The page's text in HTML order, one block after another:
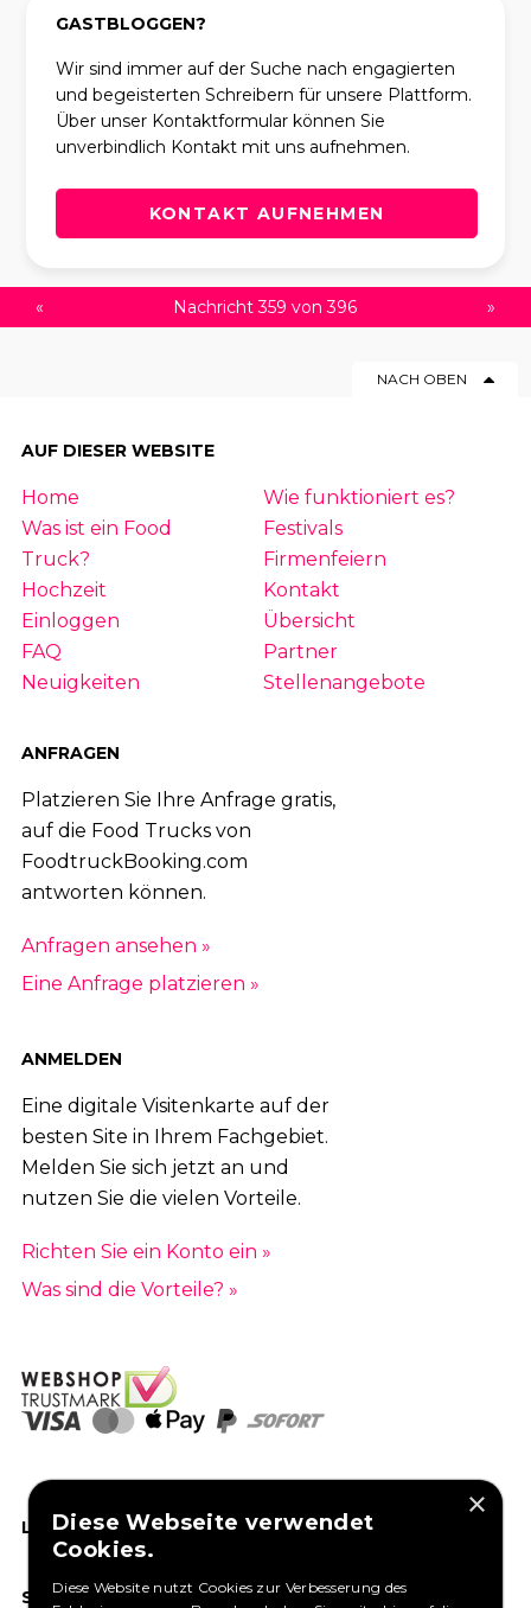
GASTBLOGGEN?
Wir sind immer auf der Suche nach engagierten
und begeisterten Schreibern für unsere Plattform.
Über unser Kontaktformular können Sie
unverbindlich Kontakt mit uns aufnehmen.
KONTAKT AUFNEHMEN
« Nachricht 359 von 396 »
NACH OBEN
AUF DIESER WEBSITE
Home
Wie funktioniert es?
Was ist ein Food
Truck?
Festivals
Firmenfeiern
Hochzeit
Kontakt
Einloggen
Übersicht
FAQ
Partner
Neuigkeiten
Stellenangebote
ANFRAGEN
Platzieren Sie Ihre Anfrage gratis,
auf die Food Trucks von
FoodtruckBooking.com
antworten können.
Anfragen ansehen »
Eine Anfrage platzieren »
ANMELDEN
Eine digitale Visitenkarte auf der
besten Site in Ihrem Fachgebiet.
Melden Sie sich jetzt an und
nutzen Sie die vielen Vorteile.
Richten Sie ein Konto ein »
Was sind die Vorteile? »
LIKEN SIE UNS AUF FACEBOOK
SOCIAL MEDIA
×
Diese Webseite verwendet
Cookies.
Diese Website nutzt Cookies zur Verbesserung des